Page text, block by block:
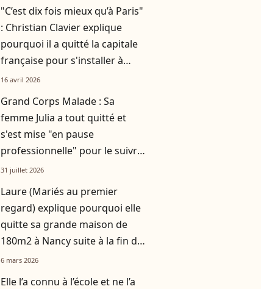
"C’est dix fois mieux qu’à Paris"
: Christian Clavier explique
pourquoi il a quitté la capitale
française pour s'installer à
Bruxelles
16 avril 2026
Grand Corps Malade : Sa
femme Julia a tout quitté et
s'est mise "en pause
professionnelle" pour le suivre
longuement à l'étranger
31 juillet 2026
Laure (Mariés au premier
regard) explique pourquoi elle
quitte sa grande maison de
180m2 à Nancy suite à la fin de
son histoire avec Matthieu
6 mars 2026
Elle l’a connu à l’école et ne l’a